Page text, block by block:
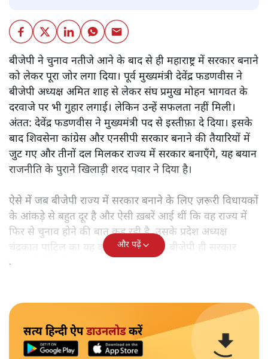
बीजेपी ने चुनाव नतीजे आने के बाद से ही महाराष्ट्र में सरकार बनाने
को लेकर पूरा जोर लगा दिया। पूर्व मुख्यमंत्री देवेंद्र फडणवीस ने
बीजेपी अध्यक्ष अमित शाह से लेकर संघ प्रमुख मोहन भागवत के
दरवाजे पर भी गुहार लगाई। लेकिन उन्हें सफलता नहीं मिली।
अंतत: देवेंद्र फडणवीस ने मुख्यमंत्री पद से इस्तीफ़ा दे दिया। इसके
बाद शिवसेना कांग्रेस और एनसीपी सरकार बनाने की तैयारियों में
जुट गए और तीनों दल मिलकर राज्य में सरकार बनाएँगे, यह बयान
राजनीति के पुराने खिलाड़ी शरद पवार ने दिया है।
ऐसे में जब बीजेपी राज्य में सरकार बनाने के लिए ज़रूरी विधायकों
के आंकड़े से बहुत दूर है और ऐसी ख़बरें आई थीं कि वह राज्य में
फिर से चुनाव होने की बात कह रही है, उसके प्रदेश अध्यक्ष
चंद्रकात पाटिल का यह कहना कि राज्य में बीजेपी ही सरकार
बनाएगी, किसी के गले नहीं उतर रहा है।
और पढ़ें
सत्य हिन्दी ऐपडाउनलोडकरें